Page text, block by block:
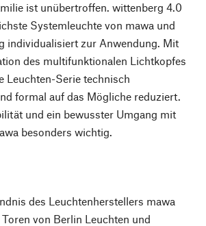
ist unübertroffen. wittenberg 4.0
Systemleuchte von mawa und
individualisiert zur Anwendung. Mit
des multifunktionalen Lichtkopfes
Leuchten-Serie technisch
formal auf das Mögliche reduziert.
und ein bewusster Umgang mit
besonders wichtig.
des Leuchtenherstellers mawa
von Berlin Leuchten und